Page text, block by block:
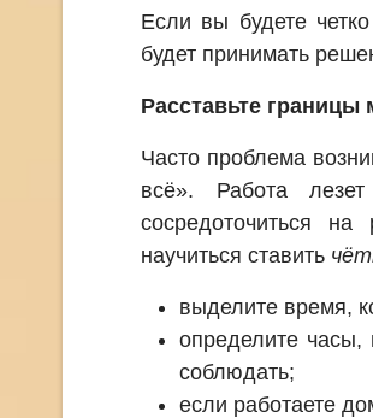
Если вы будете
будет принимать
Расставьте
Часто проблема
всё». Работа
сосредоточиться
научиться ставить
выделите время,
определите часы,
соблюдать;
если работаете